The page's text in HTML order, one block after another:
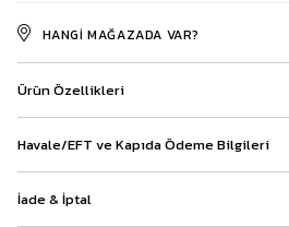
HANGI MAĞAZADA VAR?
Ürün Özellikleri
Havale/EFT ve Kapıda Ödeme Bilgileri
İade & İptal